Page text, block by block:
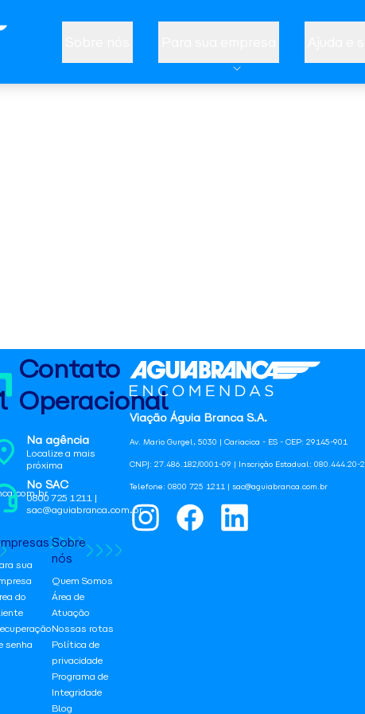
Viação Águia Branca S.A.
Av. Mario Gurgel, 5030 | Cariacica - ES - CEP: 29145-901
CNPJ: 27.486.182/0001-09 | Inscrição Estadual: 080.444.20-2
Telefone: 0800 725 1211 | sac@aguiabranca.com.br
Contato
Operacional
Na agência
Localize a mais
próxima
No SAC
0800 725 1211 |
sac@aguiabranca.com.br
sua
do
senha
Sobre
nós
Quem Somos
Área de
Atuação
Nossas rotas
Política de
privacidade
Programa de
Integridade
Blog